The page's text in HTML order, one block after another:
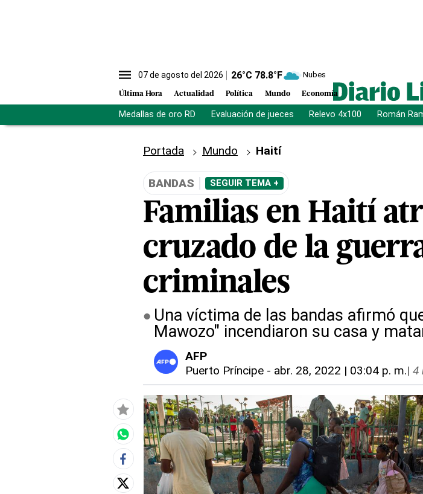
07 de agosto del 2026 26°C 78.8°F Nubes
Última Hora Actualidad Política Mundo Economía
Medallas de oro RD Evaluación de jueces Relevo 4x100 Román
Portada Mundo Haití
BANDAS SEGUIR TEMA +
Familias en Haití
cruzado de la
criminales
Una víctima de las bandas afirmó
Mawozo" incendiaron su casa y
AFP
Puerto Príncipe - abr. 28, 2022 | 03:04 p. m.| 4